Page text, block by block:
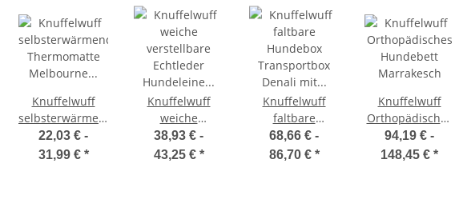
Knuffelwuff
selbsterwärmende
Thermomatte
Melbourne aus
22,03 € -
31,99 € *
Knuffelwuff
weiche
verstellbare
Echtleder
38,93 € -
43,25 € *
Knuffelwuff
faltbare
Hundebox
Transportbox
68,66 € -
86,70 € *
Knuffelwuff
Orthopädisches
Hundebett
Marrakesch
94,19 € -
148,45 € *